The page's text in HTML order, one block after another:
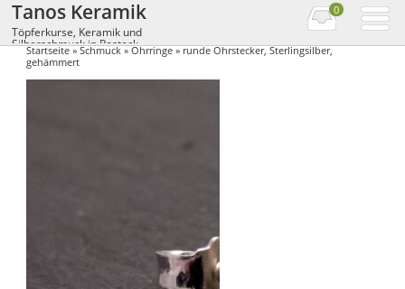
Tanos Keramik
Töpferkurse, Keramik und
Silberschmuck in Rostock
0
Startseite»Schmuck»Ohrringe» runde Ohrstecker, Sterlingsilber,
gehämmert